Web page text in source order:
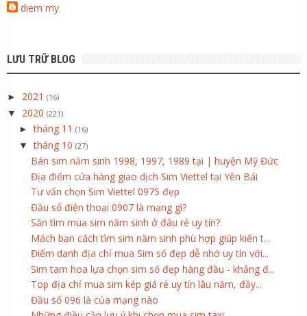
diem my
LƯU TRỮ BLOG
► 2021 (16)
▼ 2020 (221)
►tháng 11 (16)
▼tháng 10 (27)
Bán sim năm sinh 1998, 1997, 1989 tại | huyện Mỹ Đức
Địa điểm cửa hàng giao dịch Sim Viettel tại Yên Bái
Tư vấn chọn Sim Viettel 0975 đẹp
Đầu số điện thoại 0907 là mạng gì?
Săn tìm mua sim năm sinh ở đâu rẻ uy tín?
Mách bạn cách tìm sim năm sinh phù hợp giúp kiến t...
Điểm danh địa chỉ mua Sim số đẹp dễ nhớ uy tín với...
Sim tam hoa lựa chọn sim số đẹp hàng đầu - khẳng đ...
Top địa chỉ mua sim kép giá rẻ uy tín lâu năm, đầy...
Đầu số 096 là của mạng nào